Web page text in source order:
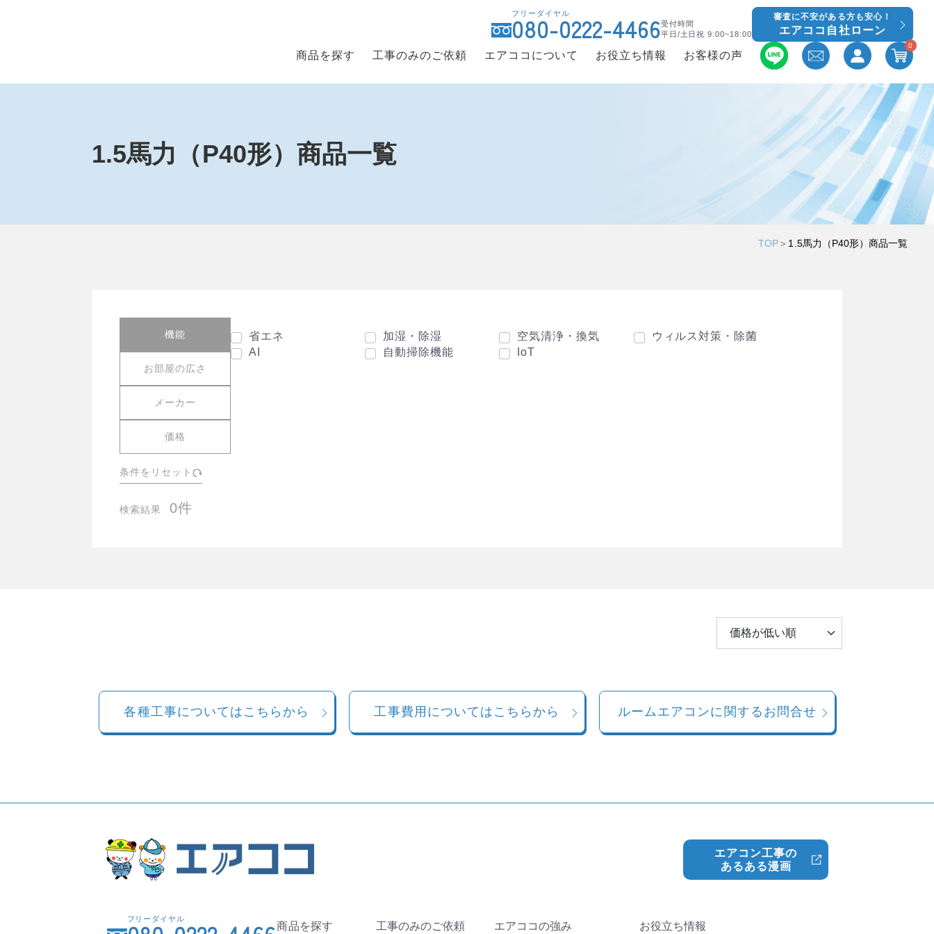
フリーダイヤル
080-0222-4466受付時間
平日/土日祝 9:00~18:00
審査に不安がある方も安心！
エアココ自社ローン
商品を探す 工事のみのご依頼 エアココについて お役立ち情報 お客様の声
0
1.5馬力（P40形）商品一覧
TOP＞ 1.5馬力（P40形）商品一覧
機能
お部屋の広さ
メーカー
価格
条件をリセット
検索結果 0件
省エネ 加湿・除湿 空気清浄・換気
ウィルス対策・除菌
AI
自動掃除機能 IoT
各種工事についてはこちらから 工事費用についてはこちらから ルームエアコンに関するお問合せ
エアコン工事の
あるある漫画
フリーダイヤル
商品を探す 工事のみのご依頼 エアココの強み お役立ち情報